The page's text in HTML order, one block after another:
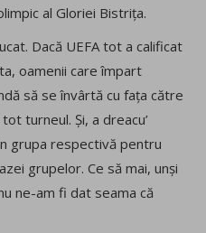
al Gloriei Bistrița.
Dacă UEFA tot a calificat
oamenii care împart
să se învârtă cu fața către
turneul. Și, a dreacu’
grupa respectivă pentru
grupelor. Ce să mai, unși
ne-am fi dat seama că